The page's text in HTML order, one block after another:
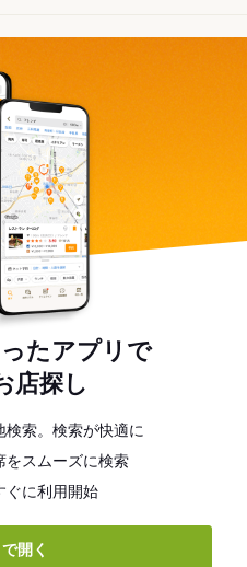
たアプリで
店探し
検索。検索が快適に
をスムーズに検索
ぐに利用開始
開く